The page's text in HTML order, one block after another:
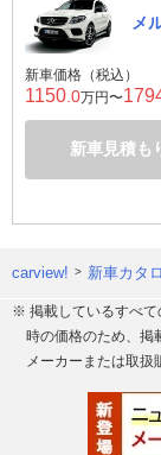
メ
新車価格（税込）
1150 .0万円〜
新車見積も
carview! 新車カタ
※ 掲載しているすべて
時の価格のため、掲
メーカーまたは取扱